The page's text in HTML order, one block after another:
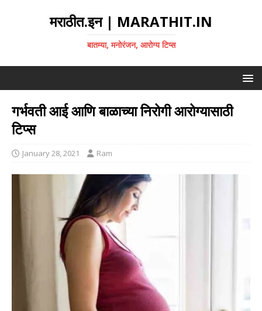
मराठीत.इन | MARATHIT.IN
बातम्या, मनोरंजन, आरोग्य टिप्स
गर्भवती आई आणि बाळाच्या निरोगी आरोग्यासाठी
टिप्स
January 28, 2021 Ram